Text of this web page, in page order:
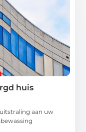
huis
aan uw